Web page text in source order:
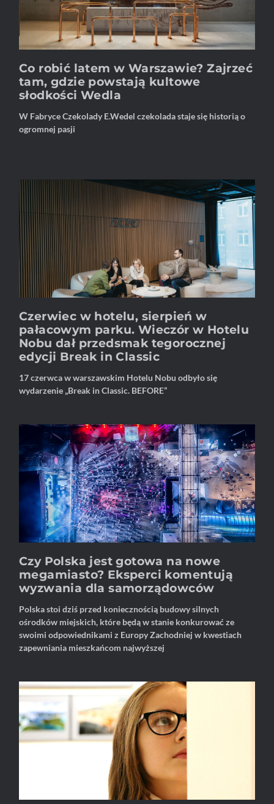
Co robić latem w Warszawie? Zajrzeć
tam, gdzie powstają kultowe
słodkości Wedla
W Fabryce Czekolady E.Wedel czekolada staje się historią o
ogromnej pasji
Czerwiec w hotelu, sierpień w
pałacowym parku. Wieczór w Hotelu
Nobu dał przedsmak tegorocznej
edycji Break in Classic
17 czerwca w warszawskim Hotelu Nobu odbyło się
wydarzenie „Break in Classic. BEFORE”
Czy Polska jest gotowa na nowe
megamiasto? Eksperci komentują
wyzwania dla samorządowców
Polska stoi dziś przed koniecznością budowy silnych
ośrodków miejskich, które będą w stanie konkurować ze
swoimi odpowiednikami z Europy Zachodniej w kwestiach
zapewniania mieszkańcom najwyższej